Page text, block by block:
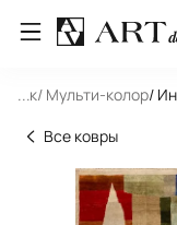
... / Мульти-колор/
Все ковры